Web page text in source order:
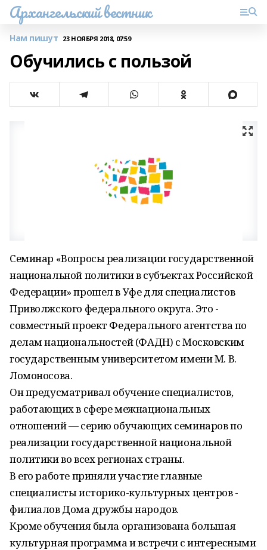
Архангельский вестник
Нам пишут 23 НОЯБРЯ 2018, 07:59
Обучились с пользой
Семинар «Вопросы реализации государственной
национальной политики в субъектах Российской
Федерации» прошел в Уфе для специалистов
Приволжского федерального округа. Это -
совместный проект Федерального агентства по
делам национальностей (ФАДН) с Московским
государственным университетом имени М. В.
Ломоносова.
Он предусматривал обучение специалистов,
работающих в сфере межнациональных
отношений — серию обучающих семинаров по
реализации государственной национальной
политики во всех регионах страны.
В его работе приняли участие главные
специалисты историко-культурных центров -
филиалов Дома дружбы народов.
Кроме обучения была организована большая
культурная программа и встречи с интересными